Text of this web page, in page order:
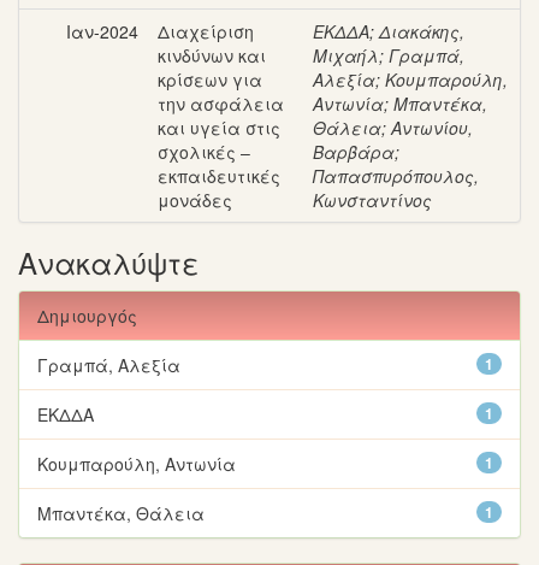
Ιαν-2024
Διαχείριση
κινδύνων και
κρίσεων για
την ασφάλεια
και υγεία στις
σχολικές –
εκπαιδευτικές
μονάδες
ΕΚΔΔΑ;Διακάκης,
Μιχαήλ; Γραμπά,
Αλεξία; Κουμπαρούλη,
Αντωνία; Μπαντέκα,
Θάλεια;Αντωνίου,
Βαρβάρα;
Παπασπυρόπουλος,
Κωνσταντίνος
Ανακαλύψτε
Δημιουργός
1
Γραμπά, Αλεξία
1
ΕΚΔΔΑ
1
Κουμπαρούλη, Αντωνία
1
Μπαντέκα, Θάλεια